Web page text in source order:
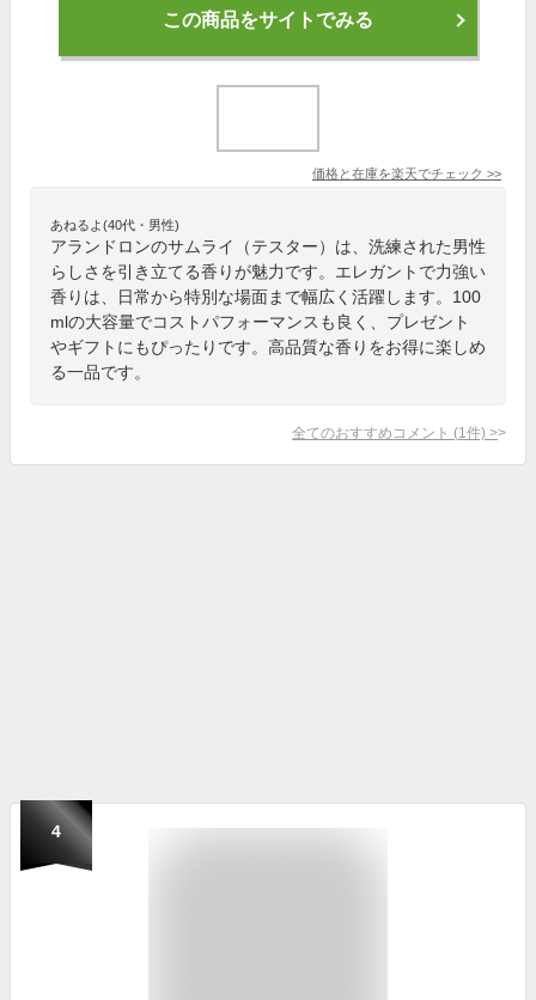
この商品をサイトでみる
価格と在庫を楽天でチェック >>
あねるよ(40代・男性)
アランドロンのサムライ（テスター）は、洗練された男性
らしさを引き立てる香りが魅力です。エレガントで力強い
香りは、日常から特別な場面まで幅広く活躍します。100
mlの大容量でコストパフォーマンスも良く、プレゼント
やギフトにもぴったりです。高品質な香りをお得に楽しめ
る一品です。
全てのおすすめコメント (1 件) >
4